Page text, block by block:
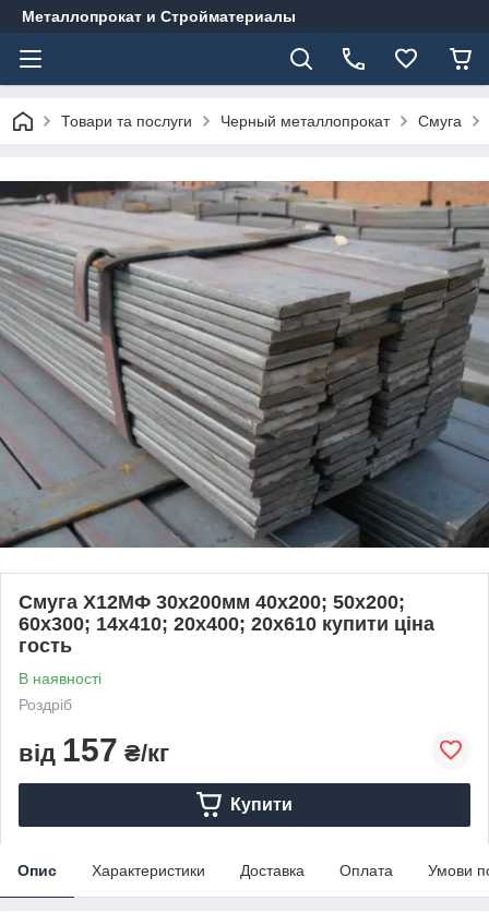
Металлопрокат и Стройматериалы
Товари та послуги Черный металлопрокат Смуга
Смуга Х12МФ 30х200мм 40х200; 50х200;
60х300; 14х410; 20х400; 20х610 купити ціна
гость
В наявності
Роздріб
від 157 ₴/кг
Купити
Опис Характеристики Доставка Оплата Умови